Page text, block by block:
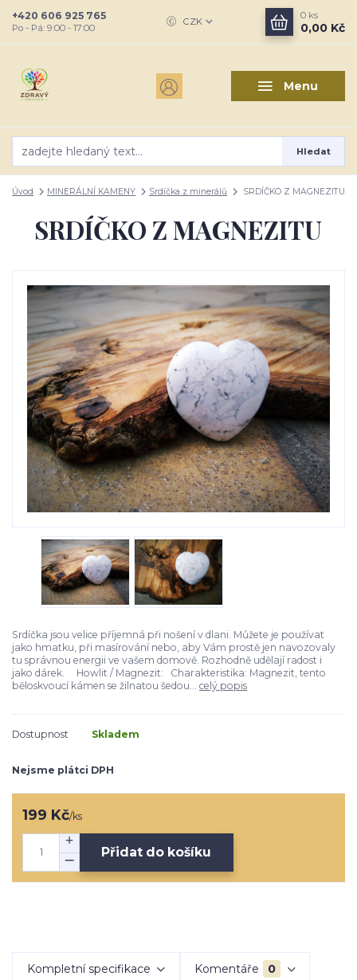
Menu
CZK
Hledat
+420 606 925 765
Po - Pá: 9:00 - 17:00
0 ks
0,00 Kč
Úvod MINERÁLNÍ KAMENY Srdíčka z minerálů SRDÍČKO Z MAGNEZITU
SRDÍČKO Z MAGNEZITU
Srdíčka jsou velice příjemná při nošení v dlani. Můžete je používat
jako hmatku, při masírování nebo, aby Vám prostě jen navozovaly
tu správnou energii ve vašem domově. Rozhodně udělají radost i
jako dárek. Howlit / Magnezit: Charakteristika: Magnezit, tento
běloskvoucí kámen se žilnatou šedou... celý popis
Dostupnost Skladem
Nejsme plátci DPH
199 Kč/ks
Přidat do košíku
Kompletní specifikace Komentáře 0